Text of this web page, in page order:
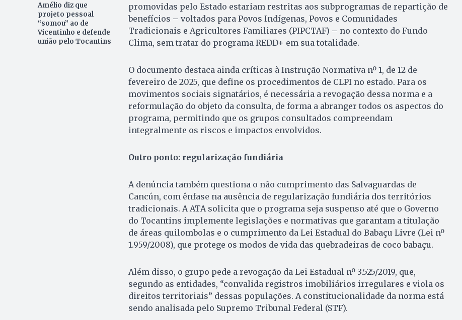
Amélio diz que
projeto pessoal
“somou” ao de
Vicentinho e defende
união pelo Tocantins
promovidas pelo Estado estariam restritas aos subprogramas de repartição de
benefícios – voltados para Povos Indígenas, Povos e Comunidades
Tradicionais e Agricultores Familiares (PIPCTAF) – no contexto do Fundo
Clima, sem tratar do programa REDD+ em sua totalidade.
O documento destaca ainda críticas à Instrução Normativa nº 1, de 12 de
fevereiro de 2025, que define os procedimentos de CLPI no estado. Para os
movimentos sociais signatários, é necessária a revogação dessa norma e a
reformulação do objeto da consulta, de forma a abranger todos os aspectos do
programa, permitindo que os grupos consultados compreendam
integralmente os riscos e impactos envolvidos.
Outro ponto: regularização fundiária
A denúncia também questiona o não cumprimento das Salvaguardas de
Cancún, com ênfase na ausência de regularização fundiária dos territórios
tradicionais. A ATA solicita que o programa seja suspenso até que o Governo
do Tocantins implemente legislações e normativas que garantam a titulação
de áreas quilombolas e o cumprimento da Lei Estadual do Babaçu Livre (Lei nº
1.959/2008), que protege os modos de vida das quebradeiras de coco babaçu.
Além disso, o grupo pede a revogação da Lei Estadual nº 3.525/2019, que,
segundo as entidades, “convalida registros imobiliários irregulares e viola os
direitos territoriais” dessas populações. A constitucionalidade da norma está
sendo analisada pelo Supremo Tribunal Federal (STF).